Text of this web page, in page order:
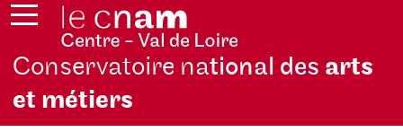
Conservatoire national des arts
et métiers